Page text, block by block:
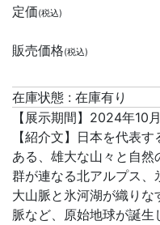
定価(税込)
販売価格(税込)
在庫状態 : 在庫有り
【展示期間】2024年10
【紹介文】日本を代表
ある、雄大な山々と自
群が連なる北アルプス、
大山脈と氷河湖が織り
脈など、原始地球が誕